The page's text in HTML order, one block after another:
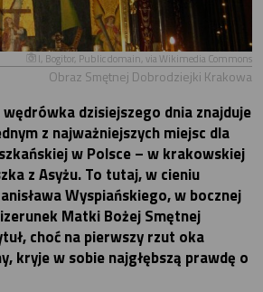
I, Bogitor, Public domain, via Wikimedia Commons
Obraz Smętnej Dobrodziejki Krakowa
dzisiejszego dnia znajduje
z najważniejszych miejsc dla
w Polsce – w krakowskiej
z Asyżu. To tutaj, w cieniu
Wyspiańskiego, w bocznej
Matki Bożej Smętnej
choć na pierwszy rzut oka
kryje w sobie najgłębszą prawdę o